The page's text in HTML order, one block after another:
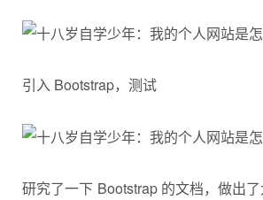
引入 Bootstrap，测试
研究了一下 Bootstrap 的文档，做出